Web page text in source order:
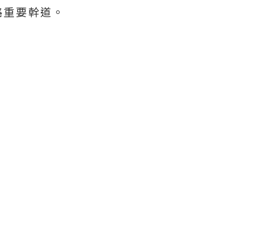
要幹道。